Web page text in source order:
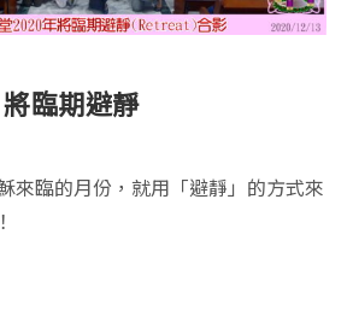
將臨期避靜
來臨的月份，就用「避靜」的方式來